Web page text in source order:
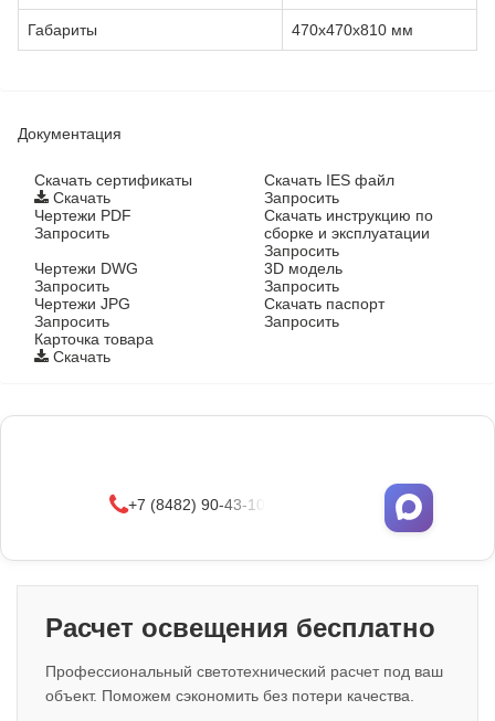
Габариты 470х470х810 мм
Документация
Cкачать сертификаты
Скачать
Скачать IES файл
Запросить
Чертежи PDF
Запросить
Скачать инструкцию по
сборке и эксплуатации
Запросить
Чертежи DWG
Запросить
3D модель
Запросить
Чертежи JPG
Запросить
Скачать паспорт
Запросить
Карточка товара
Скачать
+7 (8482) 90-43-10
Расчет освещения бесплатно
Профессиональный светотехнический расчет под ваш
объект. Поможем сэкономить без потери качества.